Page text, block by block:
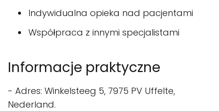
Indywidualna opieka nad pacjentami
Współpraca z innymi specjalistami
Informacje praktyczne
- Adres: Winkelsteeg 5, 7975 PV Uffelte,
Nederland.